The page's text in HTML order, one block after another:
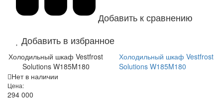
Добавить к сравнению
Добавить в избранное
Холодильный шкаф Vestfrost
Solutions W185M180
Холодильный шкаф Vestfrost
Solutions W185M180
Нет в наличии
Цена:
294 000